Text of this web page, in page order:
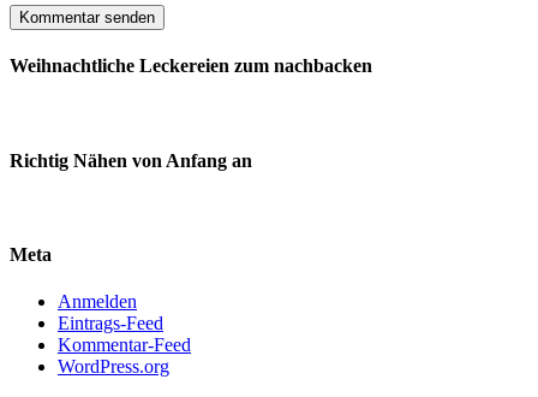
Weihnachtliche Leckereien zum nachbacken
Richtig Nähen von Anfang an
Meta
Anmelden
Eintrags-Feed
Kommentar-Feed
WordPress.org